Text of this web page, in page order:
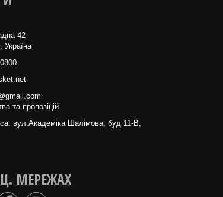
42
Україна
та пропозіцій
вул.Академіка Шалімова, буд 11-В,
МЕРЕЖАХ